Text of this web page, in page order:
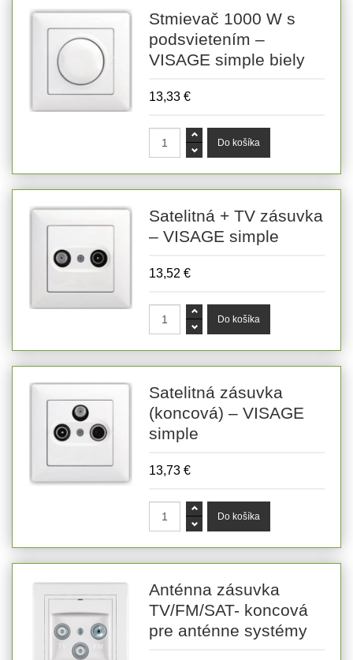
Stmievač 1000 W s
podsvietením –
VISAGE simple biely
13,33 €
Satelitná + TV zásuvka
– VISAGE simple
13,52 €
Satelitná zásuvka
(koncová) – VISAGE
simple
13,73 €
Anténna zásuvka
TV/FM/SAT- koncová
pre anténne systémy